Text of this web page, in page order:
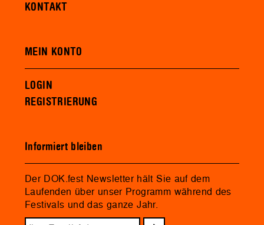
KONTAKT
MEIN KONTO
LOGIN
REGISTRIERUNG
Informiert bleiben
Der DOK.fest Newsletter hält Sie auf dem
Laufenden über unser Programm während des
Festivals und das ganze Jahr.